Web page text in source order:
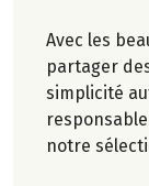
Avec les
partager
simplicité
notre